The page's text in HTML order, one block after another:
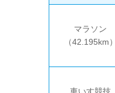
マラソン
（42.195km